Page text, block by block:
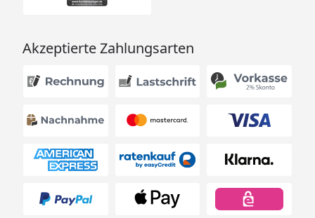
Akzeptierte Zahlungsarten